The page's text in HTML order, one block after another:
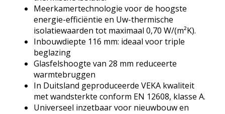
Meerkamertechnologie voor de hoogste
energie-efficiëntie en Uw-thermische
isolatiewaarden tot maximaal 0,70 W/(m²K).
Inbouwdiepte 116 mm: ideaal voor triple
beglazing
Glasfelshoogte van 28 mm reduceerte
warmtebruggen
In Duitsland geproduceerde VEKA kwaliteit
met wandsterkte conform EN 12608, klasse A.
Universeel inzetbaar voor nieuwbouw en